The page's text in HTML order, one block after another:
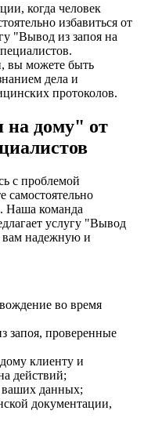
когда человек
избавиться от
"Вывод из запоя на
вы можете быть
дела и
протоколов.
на дому" от
с проблемой
самостоятельно
Наша команда
услугу "Вывод
вам надежную и
во время
запоя, проверенные
клиенту и
действий;
ваших данных;
документации,